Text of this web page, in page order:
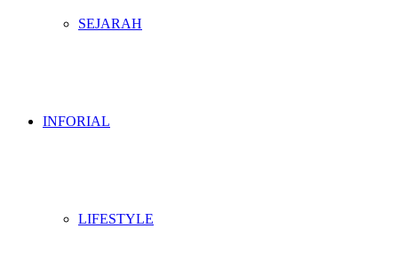
SEJARAH
INFORIAL
LIFESTYLE